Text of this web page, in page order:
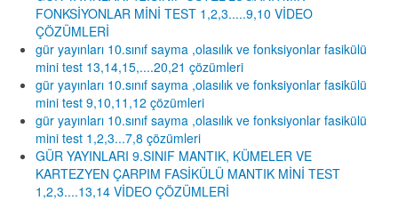
FONKSİYONLAR MİNİ TEST 1,2,3.....9,10 VİDEO
ÇÖZÜMLERİ
gür yayınları 10.sınıf sayma ,olasılık ve fonksiyonlar fasikülü
mini test 13,14,15,....20,21 çözümleri
gür yayınları 10.sınıf sayma ,olasılık ve fonksiyonlar fasikülü
mini test 9,10,11,12 çözümleri
gür yayınları 10.sınıf sayma ,olasılık ve fonksiyonlar fasikülü
mini test 1,2,3...7,8 çözümleri
GÜR YAYINLARI 9.SINIF MANTIK, KÜMELER VE
KARTEZYEN ÇARPIM FASİKÜLÜ MANTIK MİNİ TEST
1,2,3....13,14 VİDEO ÇÖZÜMLERİ